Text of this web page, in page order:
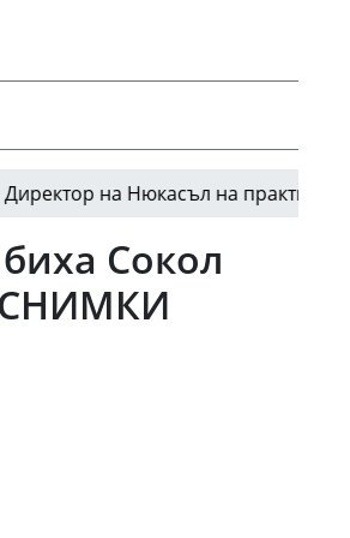
на Нюкасъл на практика
Сокол
СНИМКИ